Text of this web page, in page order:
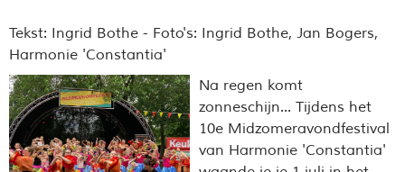
Tekst: Ingrid Bothe - Foto's: Ingrid Bothe, Jan Bogers,
Harmonie 'Constantia'
Na regen komt
zonneschijn... Tijdens het
10e Midzomeravondfestival
van Harmonie 'Constantia'